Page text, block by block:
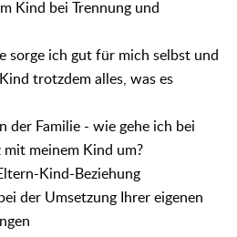
Kind bei Trennung und
sorge ich gut für mich selbst und
trotzdem alles, was es
der Familie - wie gehe ich bei
mit meinem Kind um?
Kind-Beziehung
der Umsetzung Ihrer eigenen